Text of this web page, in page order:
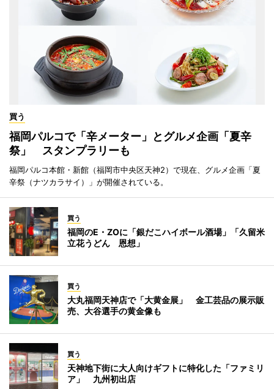
買う
福岡パルコで「辛メーター」とグルメ企画「夏辛
祭」 スタンプラリーも
福岡パルコ本館・新館（福岡市中央区天神2）で現在、グルメ企画「夏
辛祭（ナツカラサイ）」が開催されている。
買う
福岡のE・ZOに「銀だこハイボール酒場」「久留米
立花うどん 恩想」
買う
大丸福岡天神店で「大黄金展」 金工芸品の展示販
売、大谷選手の黄金像も
買う
天神地下街に大人向けギフトに特化した「ファミリ
ア」 九州初出店